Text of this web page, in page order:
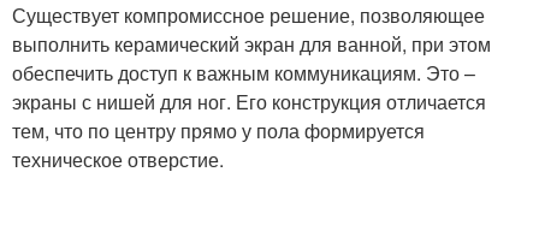
Существует компромиссное решение, позволяющее
выполнить керамический экран для ванной, при этом
обеспечить доступ к важным коммуникациям. Это –
экраны с нишей для ног. Его конструкция отличается
тем, что по центру прямо у пола формируется
техническое отверстие.